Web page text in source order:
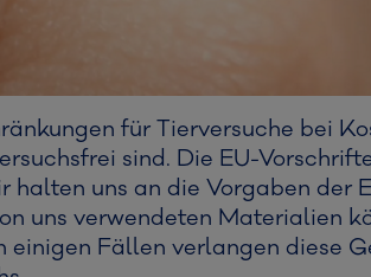
für Tierversuche bei
sind. Die EU-
uns an die Vorgaben der
uns verwendeten Materialien
Fällen verlangen diese